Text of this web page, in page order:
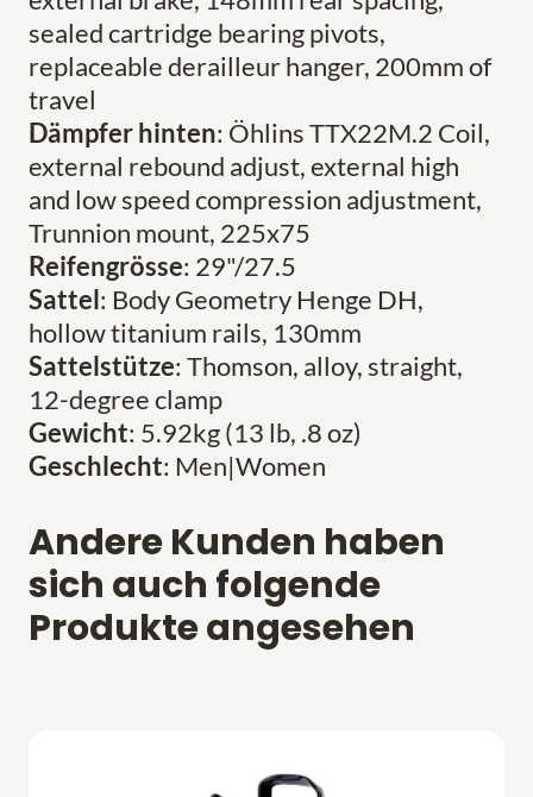
sealed cartridge bearing pivots,
replaceable derailleur hanger, 200mm of
travel
Dämpfer hinten: Öhlins TTX22M.2 Coil,
external rebound adjust, external high
and low speed compression adjustment,
Trunnion mount, 225x75
Reifengrösse: 29"/27.5
Sattel: Body Geometry Henge DH,
hollow titanium rails, 130mm
Sattelstütze: Thomson, alloy, straight,
12-degree clamp
Gewicht: 5.92kg (13 lb, .8 oz)
Geschlecht: Men|Women
Andere Kunden haben
sich auch folgende
Produkte angesehen